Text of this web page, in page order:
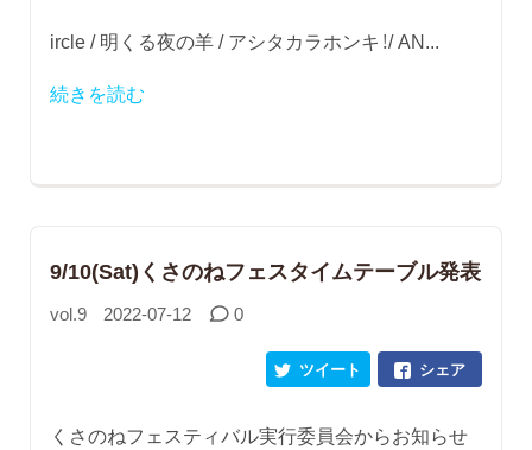
ircle / 明くる夜の羊 / アシタカラホンキ！/ AN...
続きを読む
9/10(Sat)くさのねフェスタイムテーブル発表
vol.9 2022-07-12 0
シェア
ツイート
くさのねフェスティバル実行委員会からお知らせ